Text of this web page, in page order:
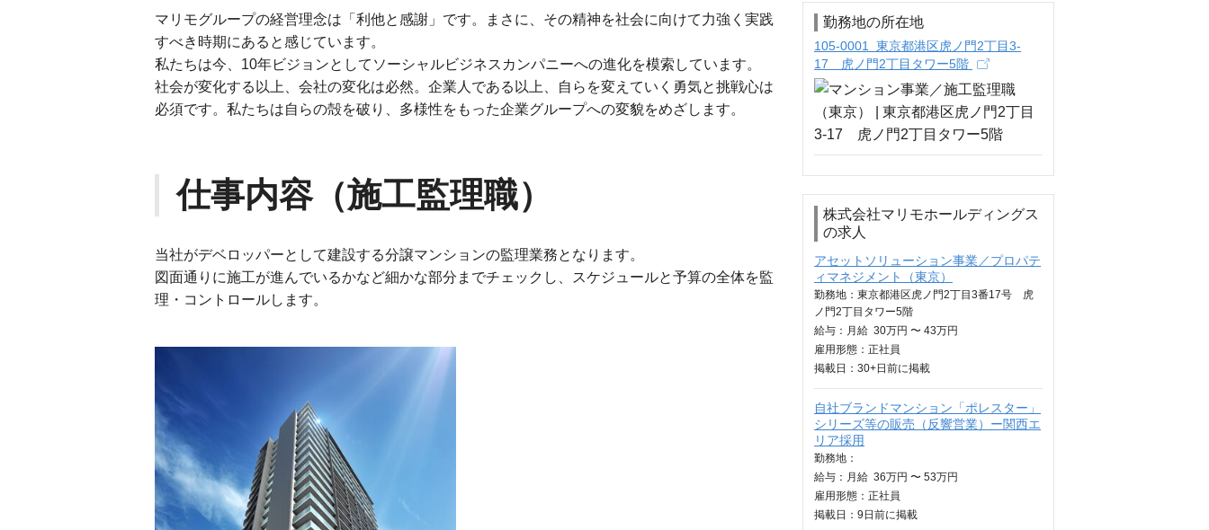
マリモグループの経営理念は「利他と感謝」です。まさに、その精神を社会に向けて力強く実践
すべき時期にあると感じています。
私たちは今、10年ビジョンとしてソーシャルビジネスカンパニーへの進化を模索しています。
社会が変化する以上、会社の変化は必然。企業人である以上、自らを変えていく勇気と挑戦心は
必須です。私たちは自らの殻を破り、多様性をもった企業グループへの変貌をめざします。
仕事内容（施工監理職）
当社がデベロッパーとして建設する分譲マンションの監理業務となります。
図⾯通りに施⼯が進んでいるかなど細かな部分までチェックし、スケジュールと予算の全体を監
理・コントロールします。
勤務地の所在地
105-0001 東京都港区虎ノ門2丁目3-
17 虎ノ門2丁目タワー5階
株式会社マリモホールディングス
の求人
アセットソリューション事業／プロパテ
ィマネジメント（東京）
勤務地：東京都港区虎ノ門2丁目3番17号 虎
ノ門2丁目タワー5階
給与： 月給 30万円 〜 43万円
雇用形態：正社員
掲載日： 30+日 前に掲載
自社ブランドマンション「ポレスター」
シリーズ等の販売（反響営業）ー関西エ
リア採用
勤務地：
給与： 月給 36万円 〜 53万円
雇用形態：正社員
掲載日： 9日 前に掲載